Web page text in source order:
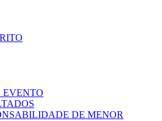
EVENTO
DE MENOR